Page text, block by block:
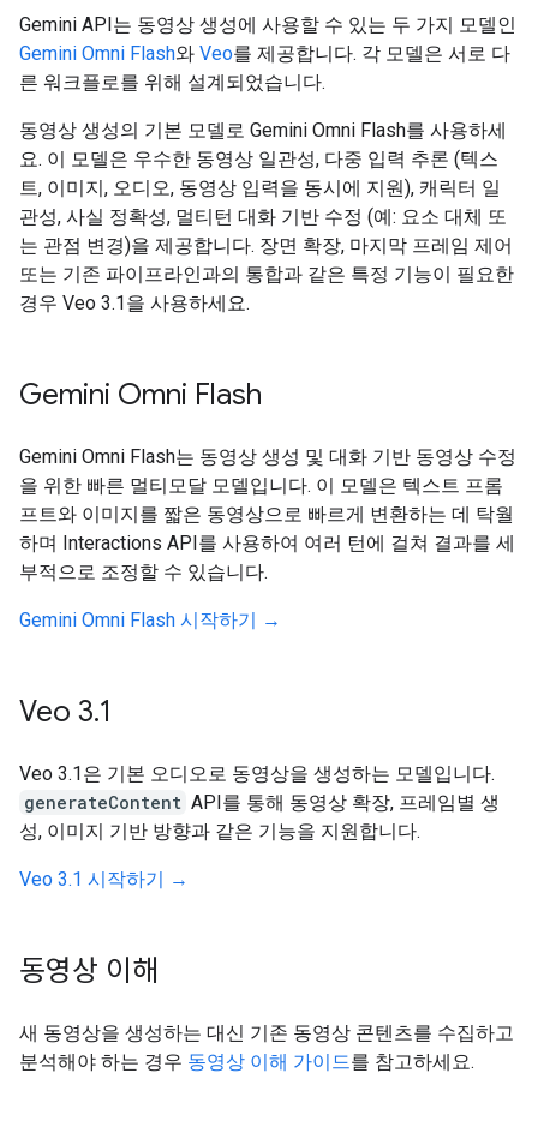
Gemini API는 동영상 생성에 사용할 수 있는 두 가지 모델인
Gemini Omni Flash와 Veo를 제공합니다. 각 모델은 서로 다
른 워크플로를 위해 설계되었습니다.
동영상 생성의 기본 모델로 Gemini Omni Flash를 사용하세
요. 이 모델은 우수한 동영상 일관성, 다중 입력 추론 (텍스
트, 이미지, 오디오, 동영상 입력을 동시에 지원), 캐릭터 일
관성, 사실 정확성, 멀티턴 대화 기반 수정 (예: 요소 대체 또
는 관점 변경)을 제공합니다. 장면 확장, 마지막 프레임 제어
또는 기존 파이프라인과의 통합과 같은 특정 기능이 필요한
경우 Veo 3.1을 사용하세요.
Gemini Omni Flash
Gemini Omni Flash는 동영상 생성 및 대화 기반 동영상 수정
을 위한 빠른 멀티모달 모델입니다. 이 모델은 텍스트 프롬
프트와 이미지를 짧은 동영상으로 빠르게 변환하는 데 탁월
하며 Interactions API를 사용하여 여러 턴에 걸쳐 결과를 세
부적으로 조정할 수 있습니다.
Gemini Omni Flash 시작하기 →
Veo 3.1
Veo 3.1은 기본 오디오로 동영상을 생성하는 모델입니다.
generateContent API를 통해 동영상 확장, 프레임별 생
성, 이미지 기반 방향과 같은 기능을 지원합니다.
Veo 3.1 시작하기 →
동영상 이해
새 동영상을 생성하는 대신 기존 동영상 콘텐츠를 수집하고
분석해야 하는 경우 동영상 이해 가이드를 참고하세요.